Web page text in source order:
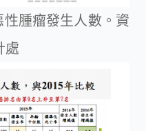
腫瘤發生人數。資
處